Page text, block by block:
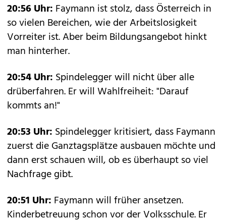
20:56 Uhr: Faymann ist stolz, dass Österreich in
so vielen Bereichen, wie der Arbeitslosigkeit
Vorreiter ist. Aber beim Bildungsangebot hinkt
man hinterher.
20:54 Uhr: Spindelegger will nicht über alle
drüberfahren. Er will Wahlfreiheit: "Darauf
kommts an!"
20:53 Uhr: Spindelegger kritisiert, dass Faymann
zuerst die Ganztagsplätze ausbauen möchte und
dann erst schauen will, ob es überhaupt so viel
Nachfrage gibt.
20:51 Uhr: Faymann will früher ansetzen.
Kinderbetreuung schon vor der Volksschule. Er